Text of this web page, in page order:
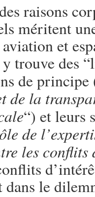
raisons
méritent
et
trouve des
de principe
de la
“) et leurs
de
les conflits
dans le